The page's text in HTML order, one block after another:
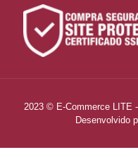
2023 © E-Commerce LITE
Desenvolvido